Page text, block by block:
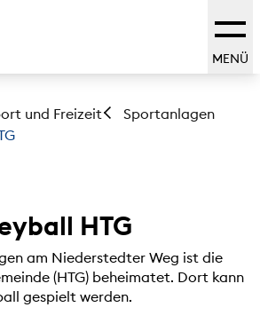
MENÜ
und Freizeit
Sportanlagen
HTG
am Niederstedter Weg ist die
(HTG) beheimatet. Dort kann
gespielt werden.